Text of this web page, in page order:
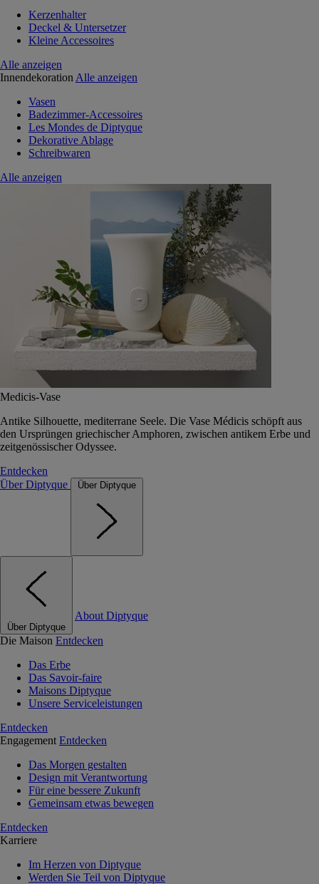
Kerzenhalter
Deckel & Untersetzer
Kleine Accessoires
Alle anzeigen
Innendekoration Alle anzeigen
Vasen
Badezimmer-Accessoires
Les Mondes de Diptyque
Dekorative Ablage
Schreibwaren
Alle anzeigen
Medicis-Vase
Antike Silhouette, mediterrane Seele. Die Vase Médicis schöpft aus
den Ursprüngen griechischer Amphoren, zwischen antikem Erbe und
zeitgenössischer Odyssee.
Entdecken
Über Diptyque
Über Diptyque
Über Diptyque
About Diptyque
Die Maison Entdecken
Das Erbe
Das Savoir-faire
Maisons Diptyque
Unsere Serviceleistungen
Entdecken
Engagement Entdecken
Das Morgen gestalten
Design mit Verantwortung
Für eine bessere Zukunft
Gemeinsam etwas bewegen
Entdecken
Karriere
Im Herzen von Diptyque
Werden Sie Teil von Diptyque